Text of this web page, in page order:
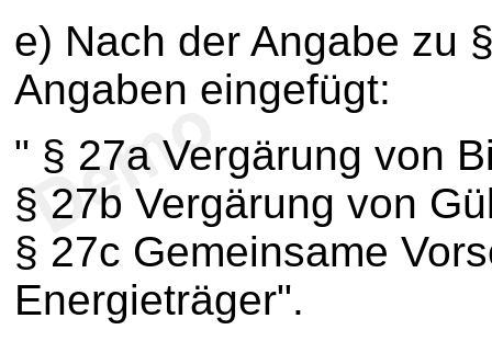
e) Nach der Angabe zu
Angaben eingefügt:
" § 27a Vergärung von
§ 27b Vergärung von
§ 27c Gemeinsame
Energieträger".